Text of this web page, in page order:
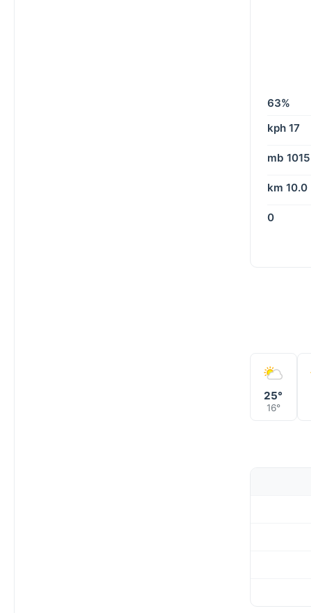
63%
17 kph
1015 mb
10.0 km
0
25°
16°